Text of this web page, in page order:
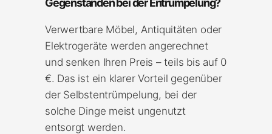
Verwertbare Möbel, Antiquitäten oder
Elektrogeräte werden angerechnet
und senken Ihren Preis – teils bis auf 0
€. Das ist ein klarer Vorteil gegenüber
der Selbstentrümpelung, bei der
solche Dinge meist ungenutzt
entsorgt werden.